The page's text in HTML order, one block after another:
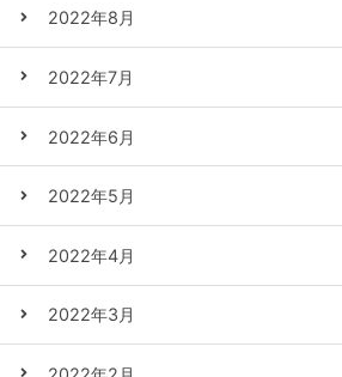
2022年8月
2022年7月
2022年6月
2022年5月
2022年4月
2022年3月